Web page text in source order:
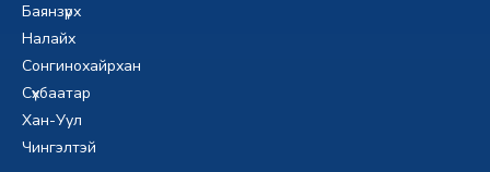
Баянзүрх
Налайх
Сонгинохайрхан
Сүхбаатар
Хан-Уул
Чингэлтэй